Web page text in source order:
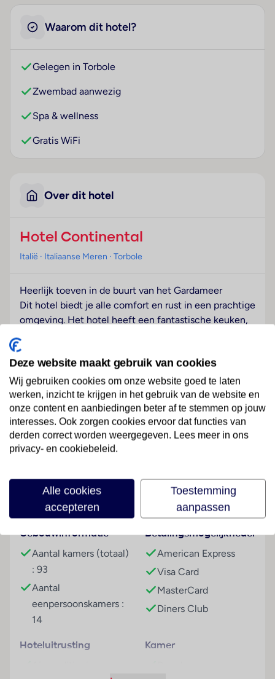
Waarom dit hotel?
Gelegen in Torbole
Zwembad aanwezig
Spa & wellness
Gratis WiFi
Over dit hotel
Hotel Continental
Italië · Italiaanse Meren · Torbole
Heerlijk toeven in de buurt van het Gardameer
Dit hotel biedt je alle comfort en rust in een prachtige
omgeving. Het hotel heeft een fantastische keuken,
cuisine. Na het eten kun je een drankje drinken in de
gezellige bar. In de ruime mediterrane tuin of bij het
zwembad is het ontspannen en genieten van de zon.
Wellness
jacuz kamer (buiten)
sauna
Sport & Activiteiten
tafeltennis
Entertainment
Overige informatie
officiële classificatie: 4 sterren
onze classificatie: 4 sterren
totaal aantal kamers/ appartementen: 97
het hoofdgebouw heeft 5 verdiepingen inclusief
begane grond en 2 liften
Kamers
Lees meer
Faciliteiten
Gebouwinformatie
Aantal kamers (totaal)
: 93
Aantal
eenpersoonskamers :
14
Betalingsmogelijkheden
American Express
Visa Card
MasterCard
Diners Club
Hoteluitrusting Kamer
Deze website maakt gebruik van cookies
Wij gebruiken cookies om onze website goed te laten
werken, inzicht te krijgen in het gebruik van de website en
onze content en aanbiedingen beter af te stemmen op jouw
interesses. Ook zorgen cookies ervoor dat functies van
derden correct worden weergegeven. Lees meer in ons
privacy- en cookiebeleid.
Alle cookies
accepteren
Toestemming
aanpassen